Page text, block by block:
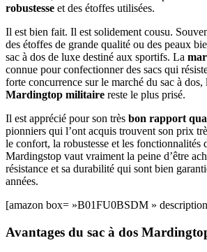
robustesse et des étoffes utilisées.
Il est bien fait. Il est solidement cousu.
des étoffes de grande qualité ou des peaux
sac à dos de luxe destiné aux sportifs. La
connue pour confectionner des sacs qui
forte concurrence sur le marché du sac à dos,
Mardingtop militaire reste le plus prisé.
Il est apprécié pour son très bon rapport
pionniers qui l’ont acquis trouvent son prix
le confort, la robustesse et les
Mardingstop vaut vraiment la peine d’être
résistance et sa durabilité qui sont bien
années.
[amazon box= »B01FU0BSDM »
Avantages du sac à dos